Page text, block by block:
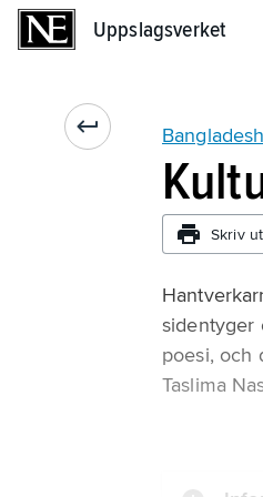
Uppslagsverket
Bangladesh
Skriv ut
sidentyger
poesi, och
Taslima